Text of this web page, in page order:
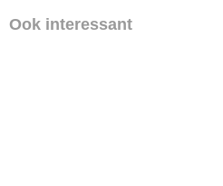
Ook interessant